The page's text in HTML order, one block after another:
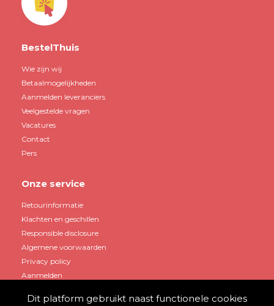
BestelThuis
Wie zijn wij
Betaalmogelijkheden
Aanmelden leveranciers
Veelgestelde vragen
Vacatures
Contact
Pers
Onze service
Retourinformatie
Klachten en geschillen
Responsible disclosure
Algemene voorwaarden
Privacy policy
Aanmelden
Dit platform gebruikt naast functionele cookies